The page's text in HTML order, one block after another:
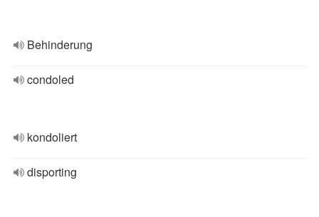
Behinderung
condoled
kondoliert
disporting